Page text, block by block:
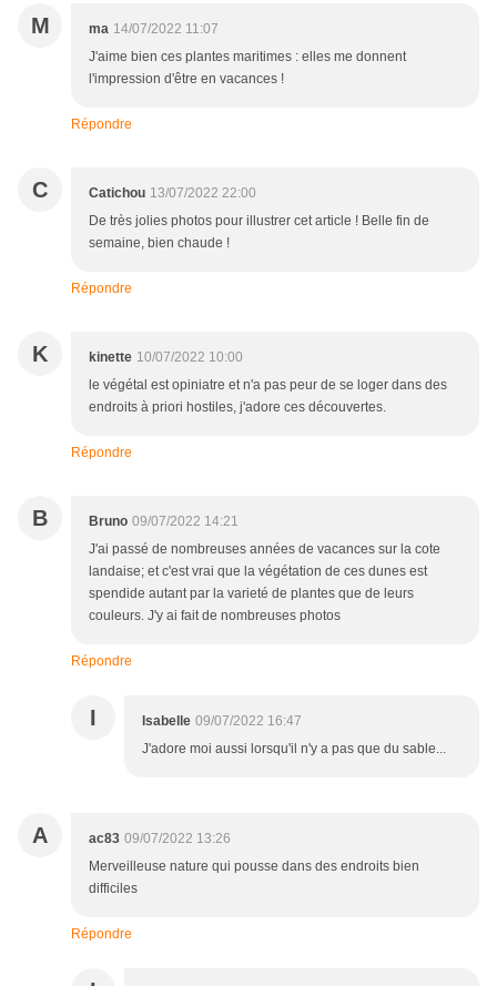
M ma 14/07/2022 11:07
J'aime bien ces plantes maritimes : elles me donnent
l'impression d'être en vacances !
Répondre
C Catichou 13/07/2022 22:00
De très jolies photos pour illustrer cet article ! Belle fin de
semaine, bien chaude !
Répondre
K kinette 10/07/2022 10:00
le végétal est opiniatre et n'a pas peur de se loger dans des
endroits à priori hostiles, j'adore ces découvertes.
Répondre
B Bruno 09/07/2022 14:21
J'ai passé de nombreuses années de vacances sur la cote
landaise; et c'est vrai que la végétation de ces dunes est
spendide autant par la varieté de plantes que de leurs
couleurs. J'y ai fait de nombreuses photos
Répondre
I Isabelle 09/07/2022 16:47
J'adore moi aussi lorsqu'il n'y a pas que du sable...
A ac83 09/07/2022 13:26
Merveilleuse nature qui pousse dans des endroits bien
difficiles
Répondre